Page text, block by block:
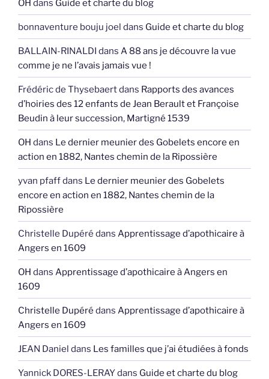
OH dans Guide et charte du blog
bonnaventure bouju joel dans Guide et charte du blog
BALLAIN-RINALDI dans A 88 ans je découvre la vue
comme je ne l’avais jamais vue !
Frédéric de Thysebaertdans Rapports des avances
d’hoiries des 12 enfants de Jean Berault et Françoise
Beudin à leur succession, Martigné 1539
OH dans Le dernier meunier des Gobelets encore en
action en 1882, Nantes chemin de la Ripossière
yvan pfaffdans Le dernier meunier des Gobelets
encore en action en 1882, Nantes chemin de la
Ripossière
Christelle Dupéré dans Apprentissage d’apothicaire à
Angers en 1609
OH dans Apprentissage d’apothicaire à Angers en
1609
Christelle Dupéré dans Apprentissage d’apothicaire à
Angers en 1609
JEAN Daniel dans Les familles que j’ai étudiées à fonds
Yannick DORES-LERAYdans Guide et charte du blog